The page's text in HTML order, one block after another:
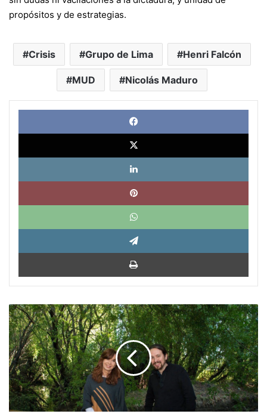
propósitos y de estrategias.
Crisis Grupo de Lima Henri Falcón
MUD Nicolás Maduro
X
Pablo
Iglesias
reivindica
en
Argentina
las
raíces
peronistas
de